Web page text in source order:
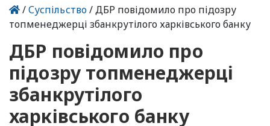
/Суспільство/ ДБР повідомило про підозру
топменеджерці збанкрутілого харківського банку
ДБР повідомило про
підозру топменеджерці
збанкрутілого
харківського банку